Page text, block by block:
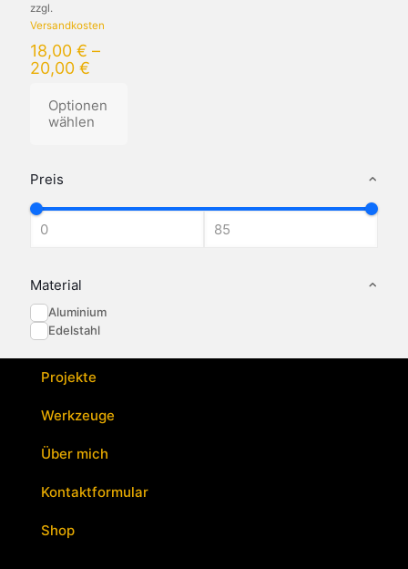
Preis
Material
Aluminium
Edelstahl
zzgl.
Versandkosten
18,00 € –
20,00 €
Optionen
wählen
Produkt
mehrere
Varianten
Optionen
werden
Projekte
Werkzeuge
Über mich
Kontaktformular
Shop